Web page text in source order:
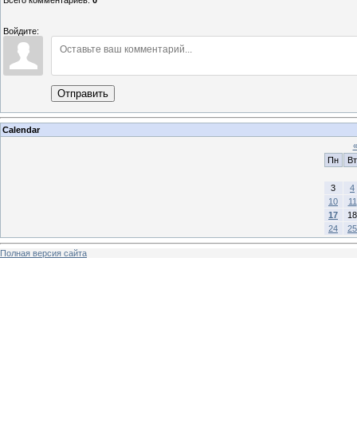
Войдите:
Отправить
Calendar
«
Пн
Вт
3
4
10
11
17
18
24
25
Полная версия сайта